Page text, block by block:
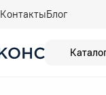
КонтактыБлог